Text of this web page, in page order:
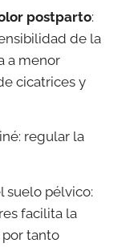
postparto:
de la
a menor
cicatrices y
regular la
suelo pélvico:
facilita la
tanto